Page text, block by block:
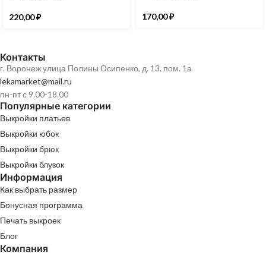
220,00₽ 170,00₽
Контакты
г. Воронеж улица Полины Осипенко, д. 13, пом. 1а
lekamarket@mail.ru
пн-пт с 9.00-18.00
Популярные категории
Выкройки платьев
Выкройки юбок
Выкройки брюк
Выкройки блузок
Информация
Как выбрать размер
Бонусная программа
Печать выкроек
Блог
Компания